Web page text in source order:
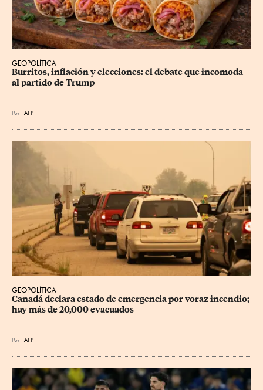
GEOPOLÍTICA
Burritos, inflación y elecciones: el debate que incomoda
al partido de Trump
Por AFP
GEOPOLÍTICA
Canadá declara estado de emergencia por voraz incendio;
hay más de 20,000 evacuados
Por AFP